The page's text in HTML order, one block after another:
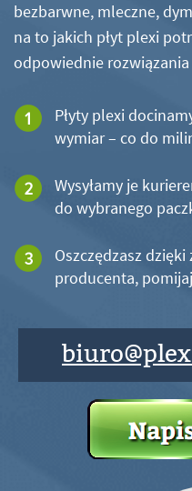
bezbarwne, mleczne,
na to jakich płyt plexi
odpowiednie
Płyty plexi
wymiar – co do
Wysyłamy je
do wybranego
Oszczędzasz
producenta,